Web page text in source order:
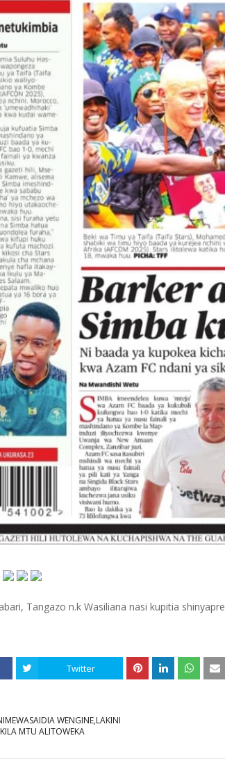
Tangazo n.k Wasiliana nasi kupitia
Twitter
WENGINE,LAKINI
MTU ALITOWEKA